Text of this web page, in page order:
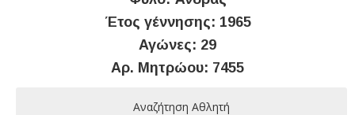
Έτος γέννησης: 1965
Αγώνες: 29
Αρ. Μητρώου: 7455
Αναζήτηση Αθλητή